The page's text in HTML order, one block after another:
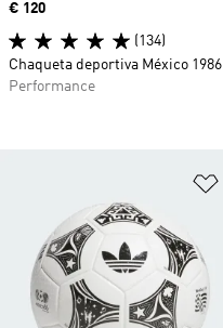
Precio
€ 120
(134)
Chaqueta deportiva México 1986
Performance